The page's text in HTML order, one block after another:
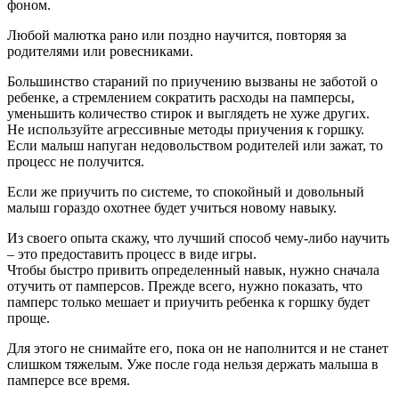
фоном.
Любой малютка рано или поздно научится, повторяя за
родителями или ровесниками.
Большинство стараний по приучению вызваны не заботой о
ребенке, а стремлением сократить расходы на памперсы,
уменьшить количество стирок и выглядеть не хуже других.
Не используйте агрессивные методы приучения к горшку.
Если малыш напуган недовольством родителей или зажат, то
процесс не получится.
Если же приучить по системе, то спокойный и довольный
малыш гораздо охотнее будет учиться новому навыку.
Из своего опыта скажу, что лучший способ чему-либо научить
– это предоставить процесс в виде игры.
Чтобы быстро привить определенный навык, нужно сначала
отучить от памперсов. Прежде всего, нужно показать, что
памперс только мешает и приучить ребенка к горшку будет
проще.
Для этого не снимайте его, пока он не наполнится и не станет
слишком тяжелым. Уже после года нельзя держать малыша в
памперсе все время.